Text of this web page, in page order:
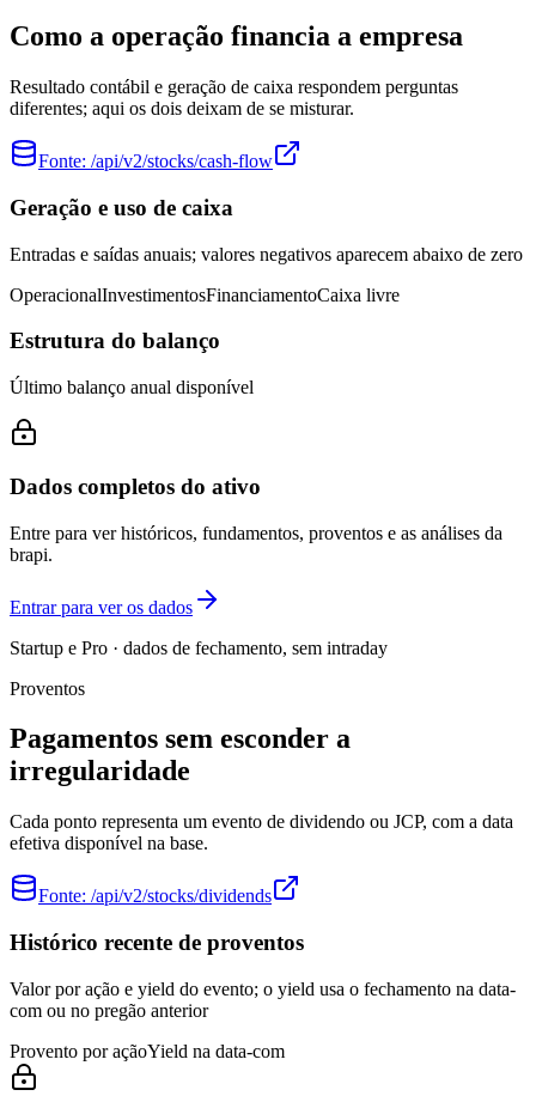
Como a operação financia a empresa
Resultado contábil e geração de caixa respondem perguntas
diferentes; aqui os dois deixam de se misturar.
Fonte: /api/v2/stocks/cash-flow
Geração e uso de caixa
Entradas e saídas anuais; valores negativos aparecem abaixo de zero
OperacionalInvestimentosFinanciamentoCaixa livre
Estrutura do balanço
Último balanço anual disponível
Dados completos do ativo
Entre para ver históricos, fundamentos, proventos e as análises da
brapi.
Entrar para ver os dados
Startup e Pro · dados de fechamento, sem intraday
Proventos
Pagamentos sem esconder a
irregularidade
Cada ponto representa um evento de dividendo ou JCP, com a data
efetiva disponível na base.
Fonte: /api/v2/stocks/dividends
Histórico recente de proventos
Valor por ação e yield do evento; o yield usa o fechamento na data-
com ou no pregão anterior
Provento por açãoYield na data-com